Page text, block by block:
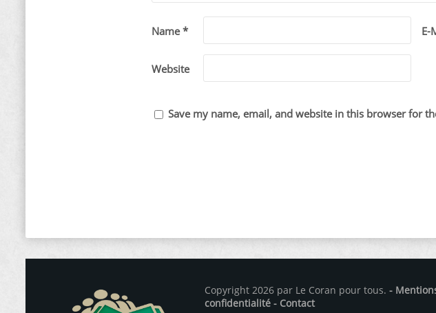
Name *
Website
E-
Save my name, email, and website in this browser for
Copyright 2026 par Le Coran pour tous. -
confidentialité - Contact